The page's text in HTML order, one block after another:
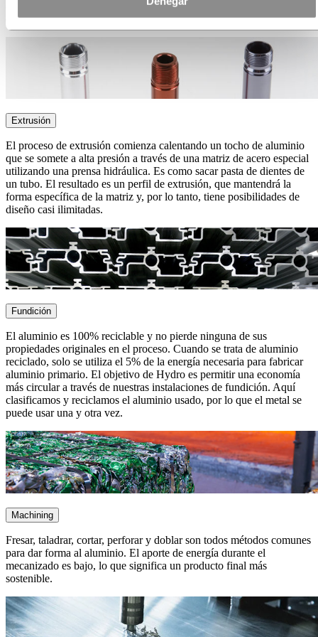
colorear y sellar, o someterse a un procesamiento adicional, si se
desea.
Extrusión
El proceso de extrusión comienza calentando un tocho de aluminio
que se somete a alta presión a través de una matriz de acero especial
utilizando una prensa hidráulica. Es como sacar pasta de dientes de
un tubo. El resultado es un perfil de extrusión, que mantendrá la
forma específica de la matriz y, por lo tanto, tiene posibilidades de
diseño casi ilimitadas.
Fundición
El aluminio es 100% reciclable y no pierde ninguna de sus
propiedades originales en el proceso. Cuando se trata de aluminio
reciclado, solo se utiliza el 5% de la energía necesaria para fabricar
aluminio primario. El objetivo de Hydro es permitir una economía
más circular a través de nuestras instalaciones de fundición. Aquí
clasificamos y reciclamos el aluminio usado, por lo que el metal se
puede usar una y otra vez.
Machining
Fresar, taladrar, cortar, perforar y doblar son todos métodos comunes
para dar forma al aluminio. El aporte de energía durante el
mecanizado es bajo, lo que significa un producto final más
sostenible.